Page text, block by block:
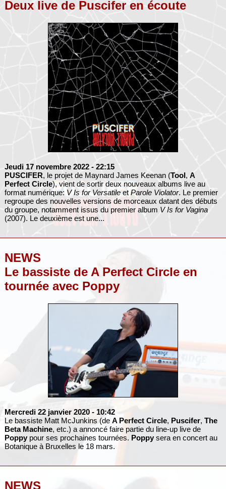
Deux live de Puscifer en écoute
Jeudi 17 novembre 2022 - 22:15
PUSCIFER, le projet de Maynard James Keenan (Tool, A
Perfect Circle), vient de sortir deux nouveaux albums live au
format numérique: V Is for Versatileet Parole Violator. Le premier
regroupe des nouvelles versions de morceaux datant des débuts
du groupe, notamment issus du premier album V Is for Vagina
(2007). Le deuxième est une...
NEWS
Le bassiste de A Perfect Circle en
tournée avec Poppy
Mercredi 22 janvier 2020 - 10:42
Le bassiste Matt McJunkins (de A Perfect Circle, Puscifer, The
Beta Machine, etc.) a annoncé faire partie du line-up live de
Poppypour ses prochaines tournées. Poppysera en concert au
Botanique à Bruxelles le 18 mars.
NEWS